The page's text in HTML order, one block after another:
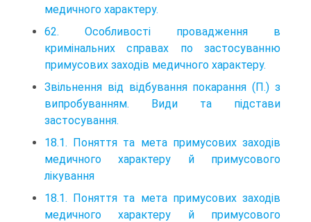
медичного характеру.
62. Особливості провадження в
кримінальних справах по застосуванню
примусових заходів медичного характеру.
Звільнення від відбування покарання (П.) з
випробуванням. Види та підстави
застосування.
18.1. Поняття та мета примусових заходів
медичного характеру й примусового
лікування
18.1. Поняття та мета примусових заходів
медичного характеру й примусового